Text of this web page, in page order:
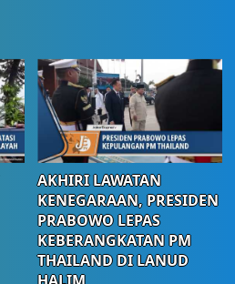
AKHIRI LAWATAN
KENEGARAAN, PRESIDEN
PRABOWO LEPAS
KEBERANGKATAN PM
THAILAND DI LANUD